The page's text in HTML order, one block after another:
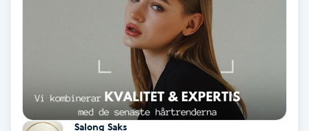
PRP (Platelet Rich Plasma)
Psoriasis
Salong Saks